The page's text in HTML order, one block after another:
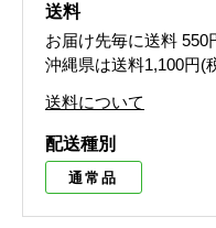
送料
お届け先毎に送料 550
沖縄県は送料1,100円(
送料について
配送種別
通常品